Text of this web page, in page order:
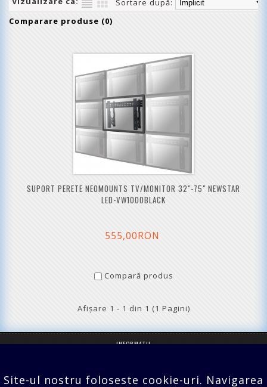
Sortare după:
Comparare produse (0)
SUPORT PERETE NEOMOUNTS TV/MONITOR 32"-75" NEWSTAR
LED-VW1000BLACK
555,00RON
Compară produs
Afişare 1 - 1 din 1 (1 Pagini)
INFORMATII
EXTRA
Site-ul nostru foloseste cookie-uri. Navigarea